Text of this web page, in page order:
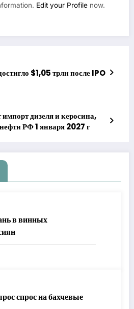
Edit your Profile now.
$1,05 трлн после IPO
дизеля и керосина,
РФ 1 января 2027 г
в винных
спрос на бахчевые